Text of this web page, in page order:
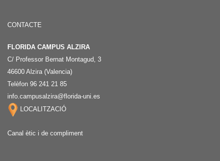
CONTACTE
FLORIDA CAMPUS ALZIRA
C/ Professor Bernat Montagud, 3
46600 Alzira (Valencia)
Telèfon 96 241 21 85
info.campusalzira@florida-uni.es
LOCALITZACIÓ
Canal ètic i de compliment